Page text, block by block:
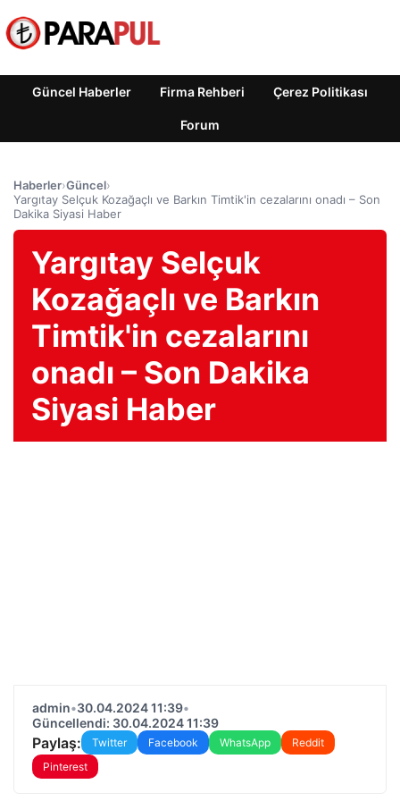
Güncel Haberler Firma Rehberi Çerez Politikası
Forum
Haberler›Güncel›
Yargıtay Selçuk Kozağaçlı ve Barkın Timtik'in cezalarını onadı – Son
Dakika Siyasi Haber
Yargıtay Selçuk
Kozağaçlı ve Barkın
Timtik'in cezalarını
onadı – Son Dakika
Siyasi Haber
admin•30.04.2024 11:39•
Güncellendi: 30.04.2024 11:39
Paylaş: Twitter Facebook WhatsApp
Reddit
Pinterest